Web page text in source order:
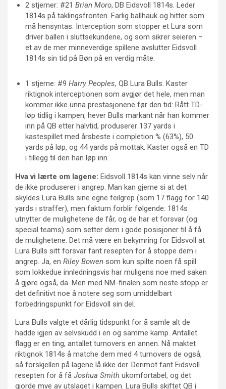
2 stjerner: #21 Brian Moro, DB Eidsvoll 1814s. Leder
1814s på taklingsfronten. Farlig ballhauk og hitter som
må hensyntas. Interception som stopper et Lura som
driver ballen i sluttsekundene, og som sikrer seieren –
et av de mer minneverdige spillene avslutter Eidsvoll
1814s sin tid på Bøn på en verdig måte.
1 stjerne: #9 Harry Peoples, QB Lura Bulls. Kaster
riktignok interceptionen som avgjør det hele, men man
kommer ikke unna prestasjonene før den tid: Rått TD-
løp tidlig i kampen, hever Bulls markant når han kommer
inn på QB etter halvtid, produserer 137 yards i
kastespillet med årsbeste i completion % (63%), 50
yards på løp, og 44 yards på mottak. Kaster også en TD
i tillegg til den han løp inn.
Hva vi lærte om lagene: Eidsvoll 1814s kan vinne selv når
de ikke produserer i angrep. Man kan gjerne si at det
skyldes Lura Bulls sine egne feilgrep (som 17 flagg for 140
yards i straffer), men faktum forblir følgende: 1814s
utnytter de mulighetene de får, og de har et forsvar (og
special teams) som setter dem i gode posisjoner til å få
de mulighetene. Det må være en bekymring for Eidsvoll at
Lura Bulls sitt forsvar fant resepten for å stoppe dem i
angrep. Ja, en Riley Bowen som kun spilte noen få spill
som lokkedue innledningsvis har muligens noe med saken
å gjøre også, da. Men med NM-finalen som neste stopp er
det definitivt noe å notere seg som umiddelbart
forbedringspunkt for Eidsvoll sin del.
Lura Bulls valgte et dårlig tidspunkt for å samle alt de
hadde igjen av selvskudd i en og samme kamp. Antallet
flagg er en ting, antallet turnovers en annen. Nå maktet
riktignok 1814s å matche dem med 4 turnovers de også,
så forskjellen på lagene lå ikke der. Derimot fant Eidsvoll
resepten for å få Joshua Smith ukomfortabel, og det
gjorde mye av utslaget i kampen. Lura Bulls skiftet QB i